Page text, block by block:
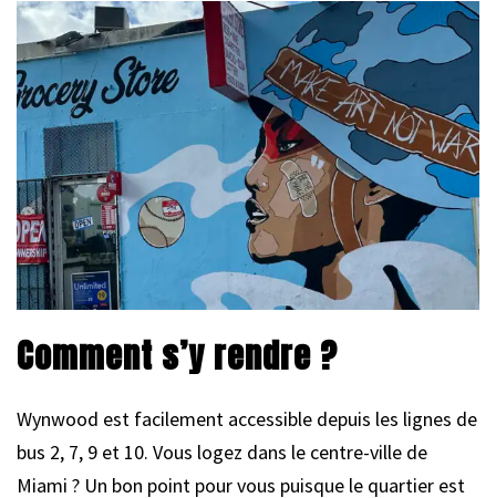
Comment s’y rendre ?
Wynwood est facilement accessible depuis les lignes de
bus 2, 7, 9 et 10. Vous logez dans le centre-ville de
Miami ? Un bon point pour vous puisque le quartier est